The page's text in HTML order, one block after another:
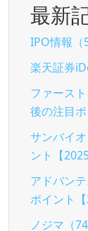
最新
IPO情報（
楽天証券
ファース
後の注目
サンバイ
ント【
アドバン
ポイント【
ノジマ（